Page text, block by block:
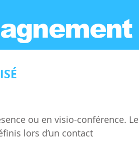
ou en visio-conférence. Le
lors d’un contact